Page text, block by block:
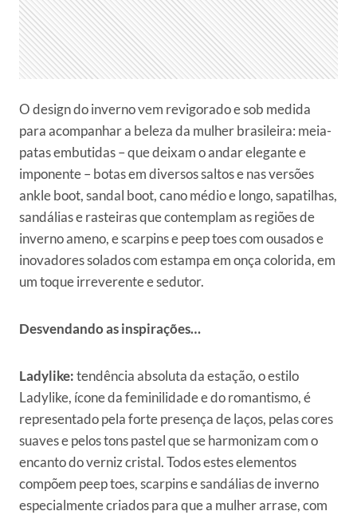
O design do inverno vem revigorado e sob medida
para acompanhar a beleza da mulher brasileira: meia-
patas embutidas – que deixam o andar elegante e
imponente – botas em diversos saltos e nas versões
ankle boot, sandal boot, cano médio e longo, sapatilhas,
sandálias e rasteiras que contemplam as regiões de
inverno ameno, e scarpins e peep toes com ousados e
inovadores solados com estampa em onça colorida, em
um toque irreverente e sedutor.
Desvendando as inspirações…
Ladylike:tendência absoluta da estação, o estilo
Ladylike, ícone da feminilidade e do romantismo, é
representado pela forte presença de laços, pelas cores
suaves e pelos tons pastel que se harmonizam com o
encanto do verniz cristal. Todos estes elementos
compõem peep toes, scarpins e sandálias de inverno
especialmente criados para que a mulher arrase, com